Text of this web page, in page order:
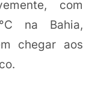
com
na Bahia,
chegar aos